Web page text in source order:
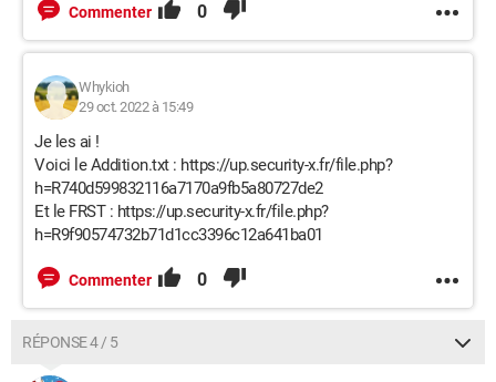
Commenter 0
Whykioh
29 oct. 2022 à 15:49
Je les ai !
Voici le Addition.txt : https://up.security-x.fr/file.php?
h=R740d599832116a7170a9fb5a80727de2
Et le FRST : https://up.security-x.fr/file.php?
h=R9f90574732b71d1cc3396c12a641ba01
Commenter 0
RÉPONSE 4 / 5